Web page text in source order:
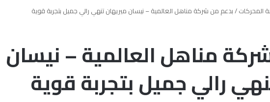
المحركات/بدعم من شركة مناهل العالمية – نيسان ميريهان تنهي رالي جميل بتجربة قوية
مناهل العالمية – نيسان
رالي جميل بتجربة قوية